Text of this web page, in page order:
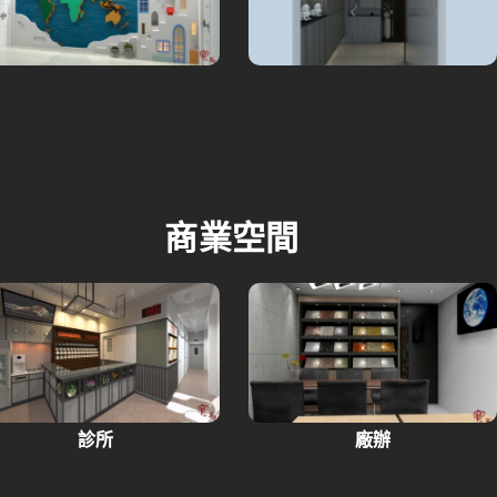
商業空間
診所 廠辦